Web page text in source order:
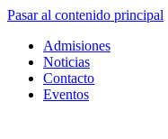
Pasar al contenido principal
Admisiones
Noticias
Contacto
Eventos